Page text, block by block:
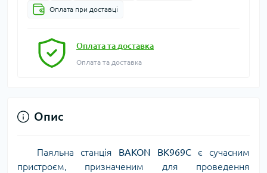
Оплата при доставці
Оплата та доставка
Оплата та доставка
Опис
Паяльна станція BAKON BK969C є сучасним
пристроєм, призначеним для проведення